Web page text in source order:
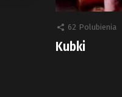
62 Polubienia
Kubki